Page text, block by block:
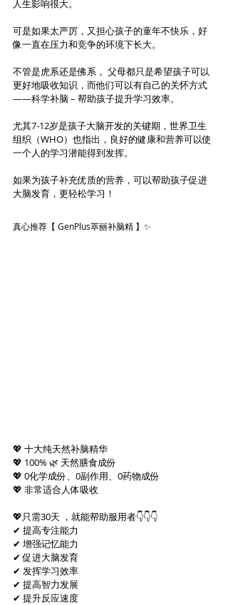
人生影响很大。
可是如果太严厉，又担心孩子的童年不快乐，好
像一直在压力和竞争的环境下长大。
不管是虎系还是佛系， 父母都只是希望孩子可以
更好地吸收知识，而他们可以有自己的关怀方式
——科学补脑 – 帮助孩子提升学习效率。
尤其7-12岁是孩子大脑开发的关键期，世界卫生
组织（WHO）也指出，良好的健康和营养可以使
一个人的学习潜能得到发挥。
如果为孩子补充优质的营养，可以帮助孩子促进
大脑发育，更轻松学习！
真心推荐【 GenPlus萃丽补脑精 】✨
💖 十大纯天然补脑精华
💖 100% 🌿 天然膳食成份
💖 0化学成份、0副作用、0药物成份
💖 非常适合人体吸收
💖只需30天 ，就能帮助服用者👇👇👇
✔ 提高专注能力
✔ 增强记忆能力
✔ 促进大脑发育
✔ 发挥学习效率
✔ 提高智力发展
✔ 提升反应速度